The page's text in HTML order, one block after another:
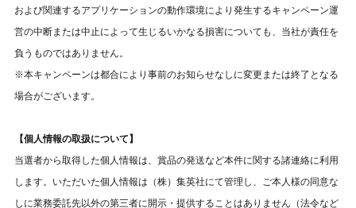
および関連するアプリケーションの動作環境により発生するキャンペーン運
営の中断または中止によって生じるいかなる損害についても、当社が責任を
負うものではありません。
※本キャンペーンは都合により事前のお知らせなしに変更または終了となる
場合がございます。
【個人情報の取扱について】
当選者から取得した個人情報は、賞品の発送など本件に関する諸連絡に利用
します。いただいた個人情報は（株）集英社にて管理し、ご本人様の同意な
しに業務委託先以外の第三者に開示・提供することはありません（法令など